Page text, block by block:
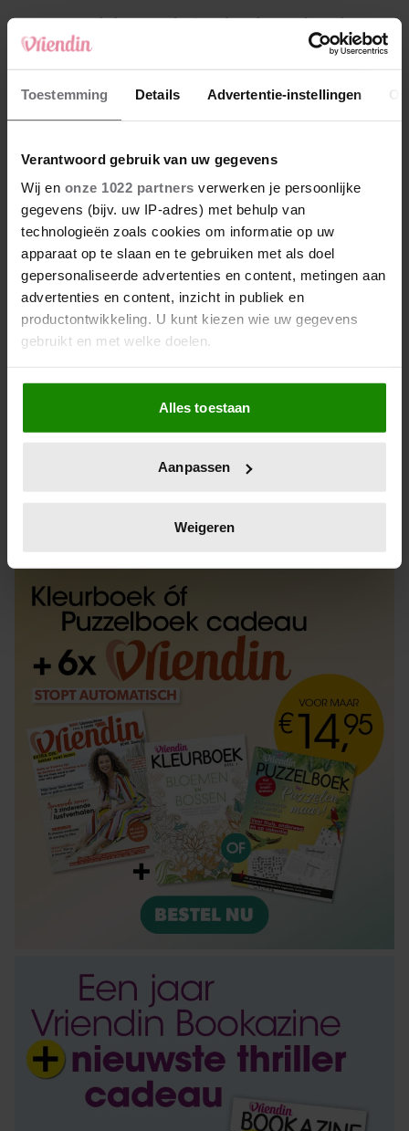
Toestemming Details Advertentie-instellingen
Verantwoord gebruik van uw gegevens
Wij en onze 1022 partners verwerken je persoonlijke
gegevens (bijv. uw IP-adres) met behulp van
technologieën zoals cookies om informatie op uw
apparaat op te slaan en te gebruiken met als doel
gepersonaliseerde advertenties en content, metingen aan
advertenties en content, inzicht in publiek en
productontwikkeling. U kunt kiezen wie uw gegevens
gebruikt en met welke doelen.
Als u het toestaat, willen we ook graag:
Informatie verzamelen over uw geografische
locatie, die tot een paar meter nauwkeurig kan zijn
scannen op specifieke eigenschappen (fingerprinting)
verwerkt en stel uw voorkeuren in het
intrekken in de Cookieverklaring.
We gebruiken cookies om content en advertenties te
personaliseren, om functies voor social media te bieden
en om ons websiteverkeer te analyseren. Ook delen we
informatie over uw gebruik van onze site met onze
partners voor social media, adverteren en analyse. Deze
partners kunnen deze gegevens combineren met andere
informatie die u aan ze heeft verstrekt of die ze hebben
verzameld op basis van uw gebruik van hun services. U
gaat akkoord met onze cookies als u onze website blijft
gebruiken.
Alles toestaan
Aanpassen
Weigeren
4 Makelaar Mandy: ‘Een bericht van de BN’er.
Een foto. Mijn lijf reageert’
5 Makelaar Mandy: ‘Vrijdagavond belde Bart.
Hij sprak eng kalm’
Nieuw